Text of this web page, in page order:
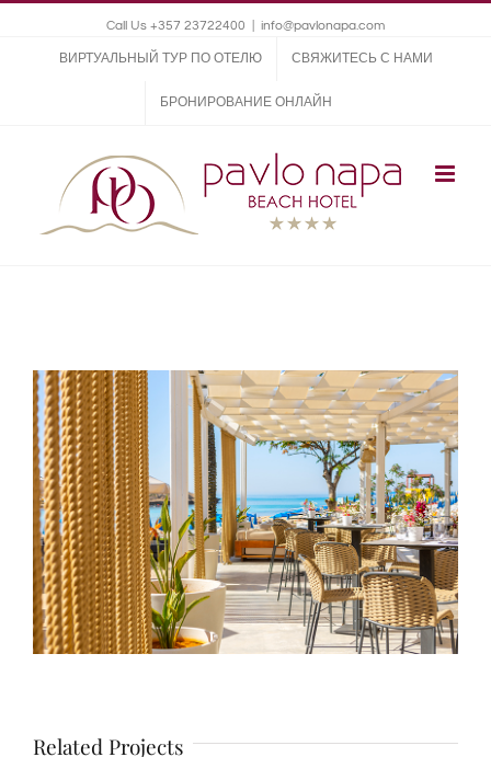
Call Us +357 23722400 info@pavlonapa.com
ВИРТУАЛЬНЫЙ ТУР ПО ОТЕЛЮ СВЯЖИТЕСЬ С НАМИ
БРОНИРОВАНИЕ ОНЛАЙН
View
Larger
Image
Related Projects